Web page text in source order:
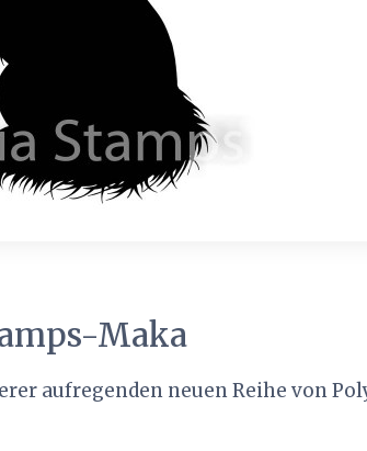
Maka
aufregenden neuen Reihe von